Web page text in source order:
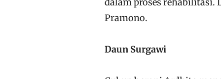
Pramono.
Daun Surgawi